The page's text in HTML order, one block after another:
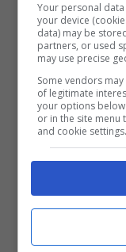
vedeva
tuono
anche parte
Thor:
Biancaneve
Sea – Le
Your personal
your device
data) may be
partners, or used
may use precise
Some vendors
of legitimate
your options
or in the site menu
and cookie settings.